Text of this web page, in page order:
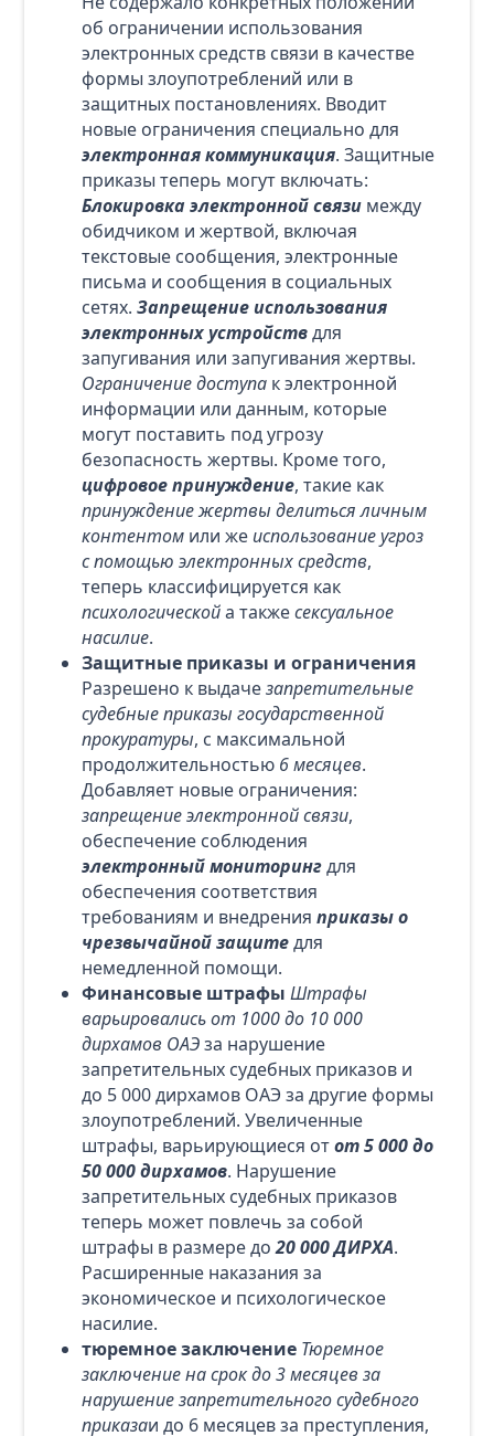
об ограничении использования
электронных средств связи в качестве
формы злоупотреблений или в
защитных постановлениях. Вводит
новые ограничения специально для
электронная коммуникация. Защитные
приказы теперь могут включать:
Блокировка электронной связимежду
обидчиком и жертвой, включая
текстовые сообщения, электронные
письма и сообщения в социальных
сетях. Запрещение использования
электронных устройствдля
запугивания или запугивания жертвы.
Ограничение доступак электронной
информации или данным, которые
могут поставить под угрозу
безопасность жертвы. Кроме того,
цифровое принуждение, такие как
принуждение жертвы делиться личным
контентомили же использование угроз
с помощью электронных средств,
теперь классифицируется как
психологическойа такжесексуальное
насилие.
Защитные приказы и ограничения
Разрешено к выдачезапретительные
судебные приказы государственной
прокуратуры, с максимальной
продолжительностью 6 месяцев.
Добавляет новые ограничения:
запрещение электронной связи,
обеспечение соблюдения
электронный мониторингдля
обеспечения соответствия
требованиям и внедрения приказы о
чрезвычайной защитедля
немедленной помощи.
Финансовые штрафы Штрафы
варьировались от 1000 до 10 000
дирхамов ОАЭза нарушение
запретительных судебных приказов и
до 5 000 дирхамов ОАЭ за другие формы
злоупотреблений. Увеличенные
штрафы, варьирующиеся отот 5 000 до
50 000 дирхамов. Нарушение
запретительных судебных приказов
теперь может повлечь за собой
штрафы в размере до20 000 ДИРХА.
Расширенные наказания за
экономическое и психологическое
насилие.
тюремное заключение Тюремное
заключение на срок до 3 месяцев за
нарушение запретительного судебного
приказаи до 6 месяцев за преступления,